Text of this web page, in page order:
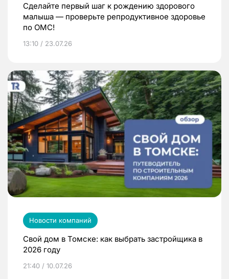
Сделайте первый шаг к рождению здорового
малыша — проверьте репродуктивное здоровье
по ОМС!
13:10 / 23.07.26
Новости компаний
Свой дом в Томске: как выбрать застройщика в
2026 году
21:40 / 10.07.26